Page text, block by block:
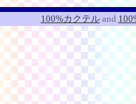
100%カクテルand